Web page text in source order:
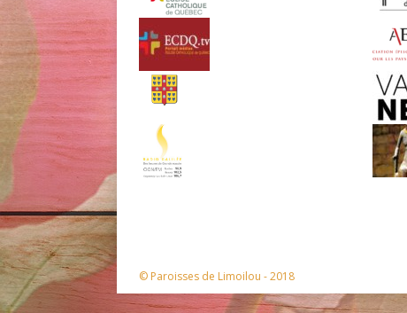
© Paroisses de Limoilou - 2018